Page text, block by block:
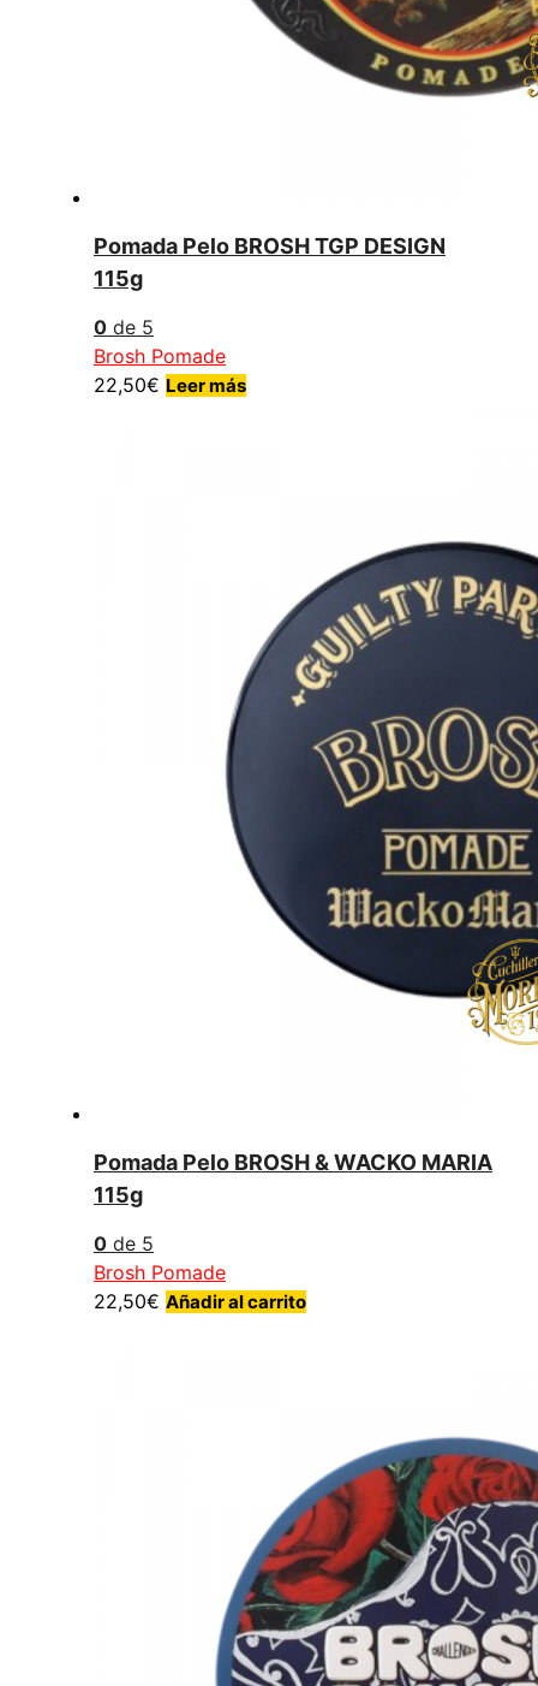
Pomada Pelo BROSH TGP DESIGN
115g
0 de 5
Brosh Pomade
22,50€ Leer más
Pomada Pelo BROSH & WACKO MARIA
115g
0 de 5
Brosh Pomade
22,50€ Añadir al carrito